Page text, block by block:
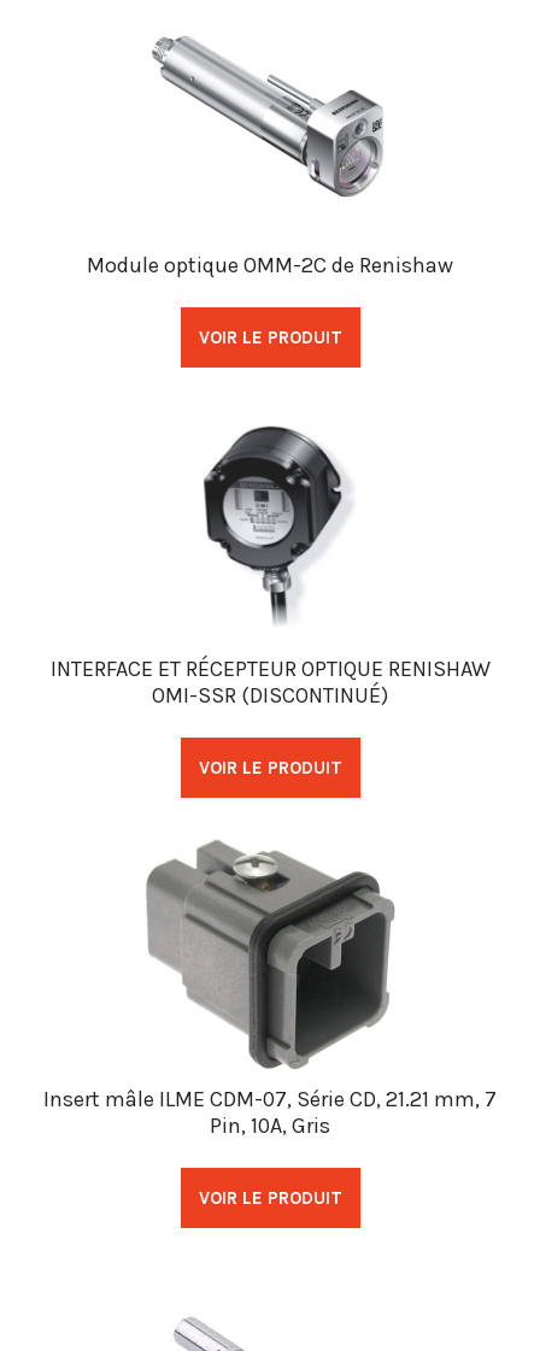
Module optique OMM-2C de Renishaw
VOIR LE PRODUIT
INTERFACE ET RÉCEPTEUR OPTIQUE RENISHAW
OMI-SSR (DISCONTINUÉ)
VOIR LE PRODUIT
Insert mâle ILME CDM-07, Série CD, 21.21 mm, 7
Pin, 10A, Gris
VOIR LE PRODUIT